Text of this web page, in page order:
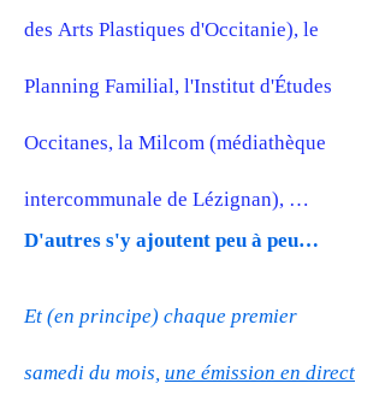
des Arts Plastiques d'Occitanie), le
Planning Familial, l'Institut d'Études
Occitanes, la Milcom (médiathèque
intercommunale de Lézignan), …
D'autres s'y ajoutent peu à peu…
Et (en principe) chaque premier
samedi du mois, une émission en direct